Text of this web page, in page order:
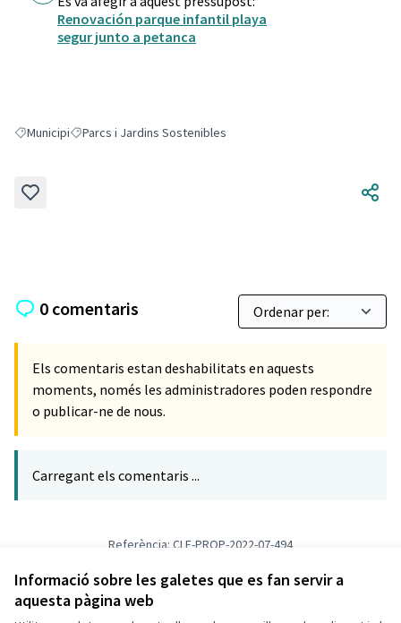
Informació sobre les galetes que es fan servir a
aquesta pàgina web
Renovación parque infantil playa
segur junto a petanca
Resultats en filtrar per: Municipi
MunicipiResultats en filtrar per: Parcs i Jardins Sostenibles
Parcs i Jardins Sostenibles
0 comentaris
Els comentaris estan deshabilitats en aquests
moments, només les administradores poden respondre
o publicar-ne de nous.
Carregant els comentaris ...
Referència: CLF-PROP-2022-07-494
Verifica l'empremta digital